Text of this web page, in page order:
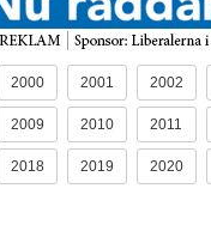
2000 2001 2002
2009 2010 2011
2018 2019 2020